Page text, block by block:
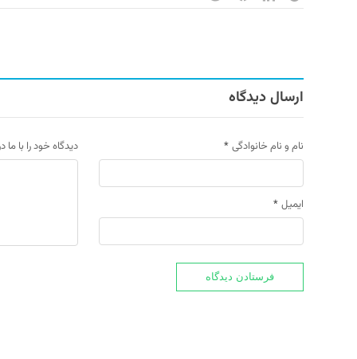
ارسال دیدگاه
نام و نام خانوادگی *
ایمیل *
دیدگاه خود را با ما